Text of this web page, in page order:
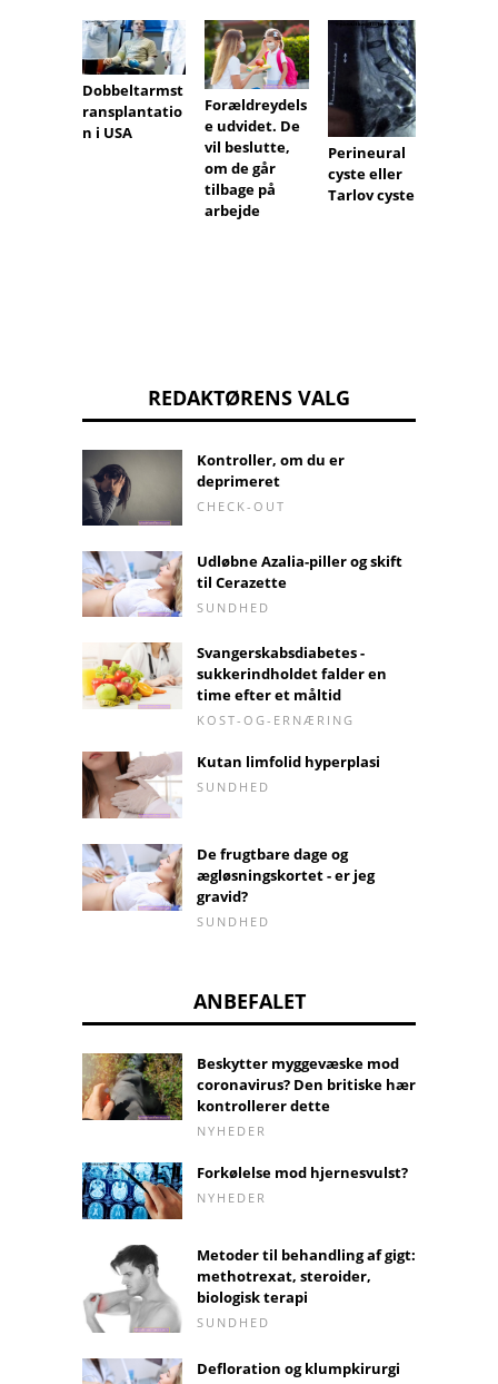
Dobbeltarmst
ransplantatio
n i USA
Forældreydels
e udvidet. De
vil beslutte,
om de går
tilbage på
arbejde
Perineural
cyste eller
Tarlov cyste
REDAKTØRENS VALG
Kontroller, om du er
deprimeret
CHECK-OUT
Udløbne Azalia-piller og skift
til Cerazette
SUNDHED
Svangerskabsdiabetes -
sukkerindholdet falder en
time efter et måltid
KOST-OG-ERNÆRING
Kutan limfolid hyperplasi
SUNDHED
De frugtbare dage og
ægløsningskortet - er jeg
gravid?
SUNDHED
ANBEFALET
Beskytter myggevæske mod
coronavirus? Den britiske hær
kontrollerer dette
NYHEDER
Forkølelse mod hjernesvulst?
NYHEDER
Metoder til behandling af gigt:
methotrexat, steroider,
biologisk terapi
SUNDHED
Defloration og klumpkirurgi